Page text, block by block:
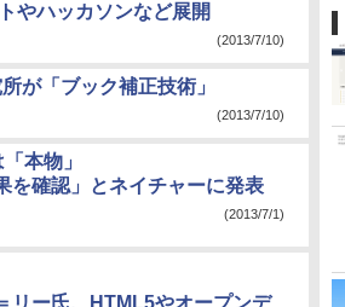
やハッカソンなど展開
(2013/7/10)
が「ブック補正技術」
(2013/7/10)
本物」
を確認」とネイチャーに発表
(2013/7/1)
リー氏、HTML5やオープンデ